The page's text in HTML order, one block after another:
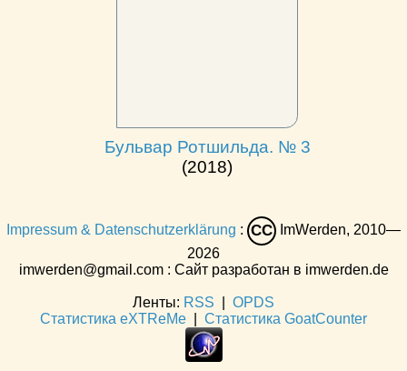
Бульвар Ротшильда. № 3
(2018)
Impressum & Datenschutzerklärung : CC
ImWerden, 2010—
2026
imwerden@gmail.com : Сайт разработан в imwerden.de
Ленты: RSS
OPDS
Статистика eXTReMe
Статистика GoatCounter